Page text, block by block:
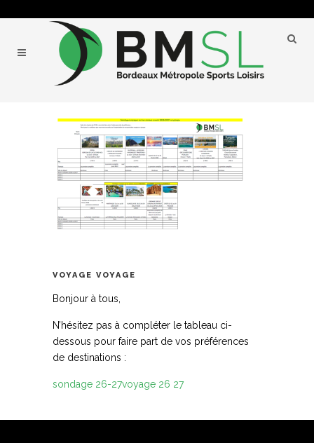
VOYAGE VOYAGE
Bonjour à tous,
N’hésitez pas à compléter le tableau ci-
dessous pour faire part de vos préférences
de destinations :
sondage 26-27voyage 26 27